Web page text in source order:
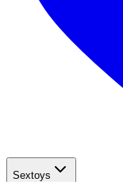
Sextoys